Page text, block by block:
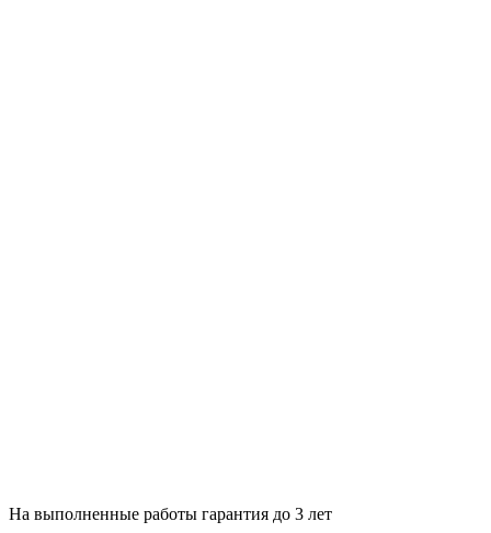
На выполненные работы гарантия до 3 лет